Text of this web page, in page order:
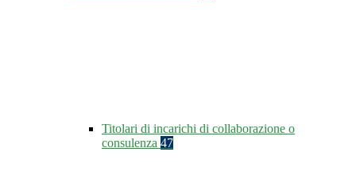
Titolari di incarichi di collaborazione o
consulenza 47